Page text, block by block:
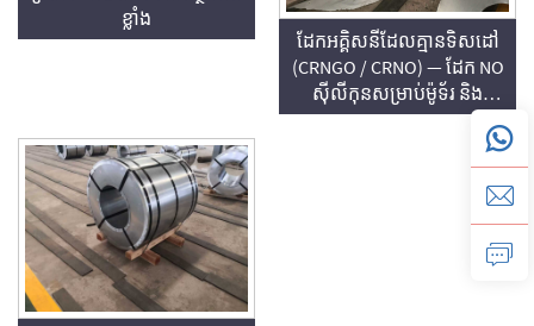
ខ្លាំង
ដែកអគ្គិសនីដែលគ្មានទិសដៅ
(CRNGO / CRNO) — ដែក NO
ស៊ីលីកុនសម្រាប់ម៉ូទ័រ និង
ម៉ាស៊ីនបំប្លែង